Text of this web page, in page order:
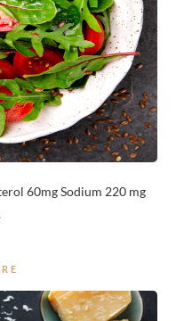
60mg Sodium 220 mg